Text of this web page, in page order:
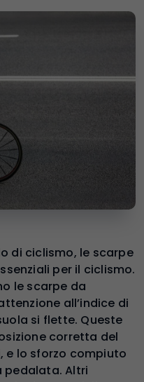
di ciclismo, le scarpe
per il ciclismo.
le scarpe da
all’indice di
si flette. Queste
corretta del
e lo sforzo compiuto
pedalata. Altri